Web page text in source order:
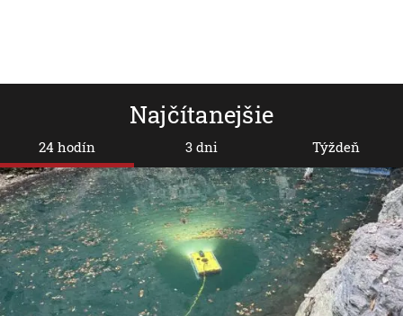
Najčítanejšie
24 hodín 3 dni Týždeň